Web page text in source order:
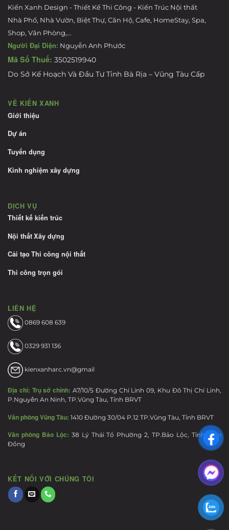
Kiến Xanh Design - Thiết Kế Thi Công - Kiến Trúc Nội thất
Nhà Phố, Nhà Vườn, Biệt Thự, Căn Hộ, Cafe, HomeStay, Spa,
Shop, Văn Phòng,...
Người Đại Diện: Nguyễn Anh Phước
Mã Số Thuế: 3502519940
Do Sở Kế Hoạch Và Đầu Tư Tỉnh Bà Rịa – Vũng Tàu Cấp
VỀ KIẾN XANH
Giới thiệu
Dự án
Tuyển dụng
Kinh nghiệm xây dựng
DỊCH VỤ
Thiết kế kiến trúc
Nội thấtXây dựng
Cải tạoThi công nội thất
Thi công trọn gói
LIÊN HỆ
0869 608 639
0329 931 136
kienxanharc.vn@gmail
Địa chỉ: Trụ sở chính: A7/10/5 Đường Chí Linh 09, Khu Đô Thị Chí Linh,
P.Nguyễn An Ninh, TP.Vũng Tàu, Tỉnh BRVT
Văn phòng Vũng Tàu: 1410 Đường 30/04 P.12 TP.Vũng Tàu, Tỉnh BRVT
Văn phòng Bảo Lộc: 38 Lý Thái Tổ Phường 2, TP.Bảo Lộc, Tỉnh Lâm
Đồng
KẾT NỐI VỚI CHÚNG TÔI